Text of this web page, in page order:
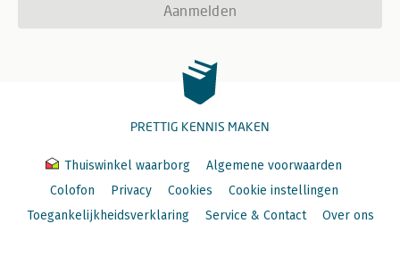
Aanmelden
PRETTIG KENNIS MAKEN
Thuiswinkel waarborg
Algemene voorwaarden
Colofon
Privacy Cookies
Cookie instellingen
Toegankelijkheidsverklaring
Service & Contact Over ons